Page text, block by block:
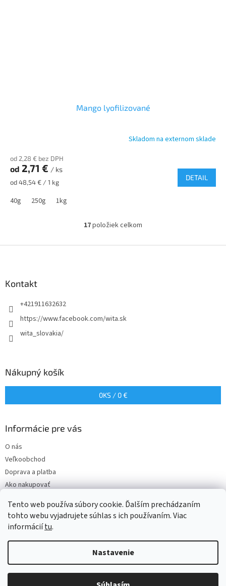
Tento web používa súbory cookie. Ďalším prechádzaním
tohto webu vyjadrujete súhlas s ich používaním. Viac
informáciítu.
Nastavenie
Mango lyofilizované
Skladom na externom sklade
od 2,28 € bez DPH
od 2,71 € / ks
Jednotková
od 48,54 € / 1 kg
DETAIL
40g 250g 1kg
O
l
p
i
s
17položiek celkom
Kontakt
+421911632632
https://www.facebook.com/wita.sk
wita_slovakia/
Nákupný košík
0KS / 0 €
Informácie pre vás
O nás
Veľkoobchod
Doprava a platba
Ako nakupovať
Podmienky ochrany osobných údajov
Vytvoril Shoptet